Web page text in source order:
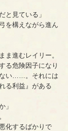
と見ている」
を構えながら進ん
進むレイリー。
る危険因子になり
ない……。それには
る利益』がある
」
化するばかりで